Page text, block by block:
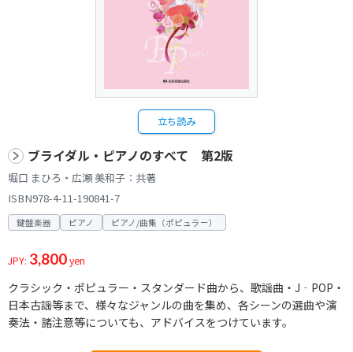
立ち読み
ブライダル・ピアノのすべて 第2版
堀口 まひろ・広瀬 美和子：共著
ISBN978-4-11-190841-7
鍵盤楽器 ピアノ ピアノ/曲集（ポピュラー）
JPY: 3,800yen
クラシック・ポピュラー・スタンダード曲から、歌謡曲・J‐POP・
日本古謡等まで、様々なジャンルの曲を集め、各シーンの選曲や演
奏法・諸注意等についても、アドバイスをつけています。